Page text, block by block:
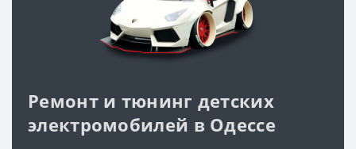
Ремонт и тюнинг детских
электромобилей в Одессе